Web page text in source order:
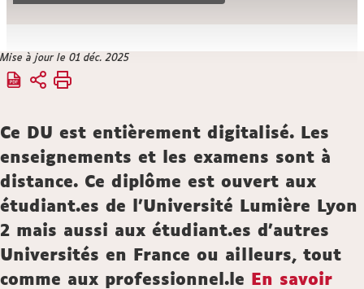
Vous
êtes
Accueil
Mise à jour le 01 déc. 2025
Description
Ce DU est entièrement digitalisé. Les
enseignements et les examens sont à
distance. Ce diplôme est ouvert aux
étudiant.es de l'Université Lumière Lyon
2 mais aussi aux étudiant.es d'autres
Universités en France ou ailleurs, tout
comme aux professionnel.le
En savoir